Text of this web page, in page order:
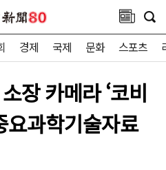
경제 국제 문화 스포츠
장 카메라 ‘코비
요과학기술자료